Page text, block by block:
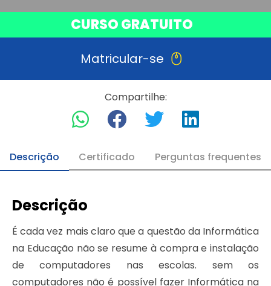
CURSO GRATUITO
Matricular-se
Compartilhe:
Descrição Certificado Perguntas frequentes
Descrição
É cada vez mais claro que a questão da Informática
na Educação não se resume à compra e instalação
de computadores nas escolas. sem os
computadores não é possível fazer Informática na